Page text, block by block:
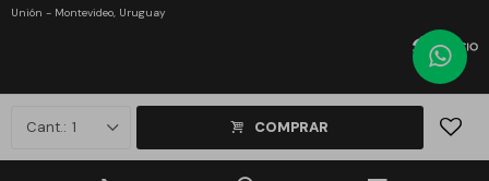
1 COMPRAR
Unión - Montevideo, Uruguay